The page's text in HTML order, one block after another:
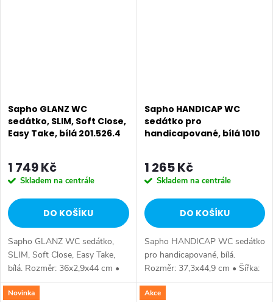
Sapho GLANZ WC
sedátko, SLIM, Soft Close,
Easy Take, bílá 201.526.4
1 749 Kč
Skladem na centrále
DO KOŠÍKU
Sapho GLANZ WC sedátko,
SLIM, Soft Close, Easy Take,
bílá. Rozměr: 36x2,9x44 cm •
Šířka: 360 mm • Výška: 29 mm
• Hloubka: 440 mm • Barva:
Sapho HANDICAP WC
sedátko pro
handicapované, bílá 1010
1 265 Kč
Skladem na centrále
DO KOŠÍKU
Sapho HANDICAP WC sedátko
pro handicapované, bílá.
Rozměr: 37,3x44,9 cm • Šířka:
373 mm • Hloubka: 449 mm •
Barva: Bílá • Materiál: Duroplast
Novinka
Akce